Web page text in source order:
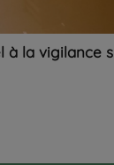
à la vigilance